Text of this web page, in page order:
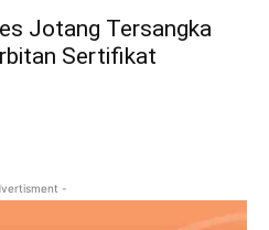
Jotang Tersangka
Sertifikat
-